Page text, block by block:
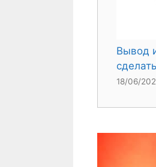
Вывод
18/06/